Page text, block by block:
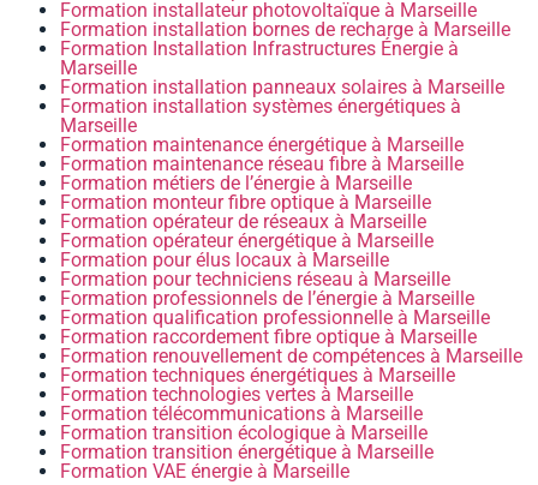
Formation installateur photovoltaïque à Marseille
Formation installation bornes de recharge à Marseille
Formation Installation Infrastructures Énergie à
Marseille
Formation installation panneaux solaires à Marseille
Formation installation systèmes énergétiques à
Marseille
Formation maintenance énergétique à Marseille
Formation maintenance réseau fibre à Marseille
Formation métiers de l’énergie à Marseille
Formation monteur fibre optique à Marseille
Formation opérateur de réseaux à Marseille
Formation opérateur énergétique à Marseille
Formation pour élus locaux à Marseille
Formation pour techniciens réseau à Marseille
Formation professionnels de l’énergie à Marseille
Formation qualification professionnelle à Marseille
Formation raccordement fibre optique à Marseille
Formation renouvellement de compétences à Marseille
Formation techniques énergétiques à Marseille
Formation technologies vertes à Marseille
Formation télécommunications à Marseille
Formation transition écologique à Marseille
Formation transition énergétique à Marseille
Formation VAE énergie à Marseille